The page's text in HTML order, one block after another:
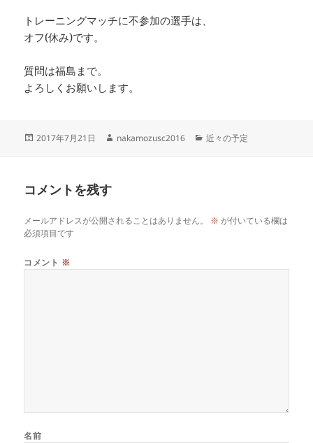
トレーニングマッチに不参加の選手は、
オフ(休み)です。
質問は福島まで。
よろしくお願いします。
投
2017年7月21日
作
nakamozusc2016
カ
近々の予定
コメントを残す
メールアドレスが公開されることはありません。 ※ が付いている欄は
必須項目です
コメント ※
名前